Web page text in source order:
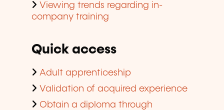
Viewing trends regarding in-
company training
Quick access
Adult apprenticeship
Validation of acquired experience
Obtain a diploma through